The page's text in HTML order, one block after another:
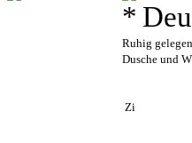
Ruhig
Dusche und
Zi